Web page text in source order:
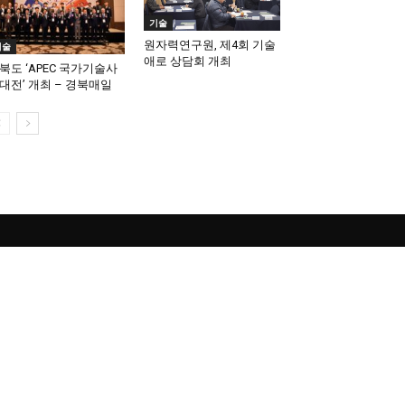
도 ‘APEC 국가기술사
전’ 개최 – 경북매일
기술
원자력연구원, 제4회 기술
애로 상담회 개최